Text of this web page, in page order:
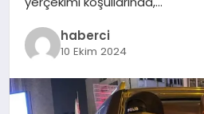
YAŞAM haberci
10 Ekim 2024